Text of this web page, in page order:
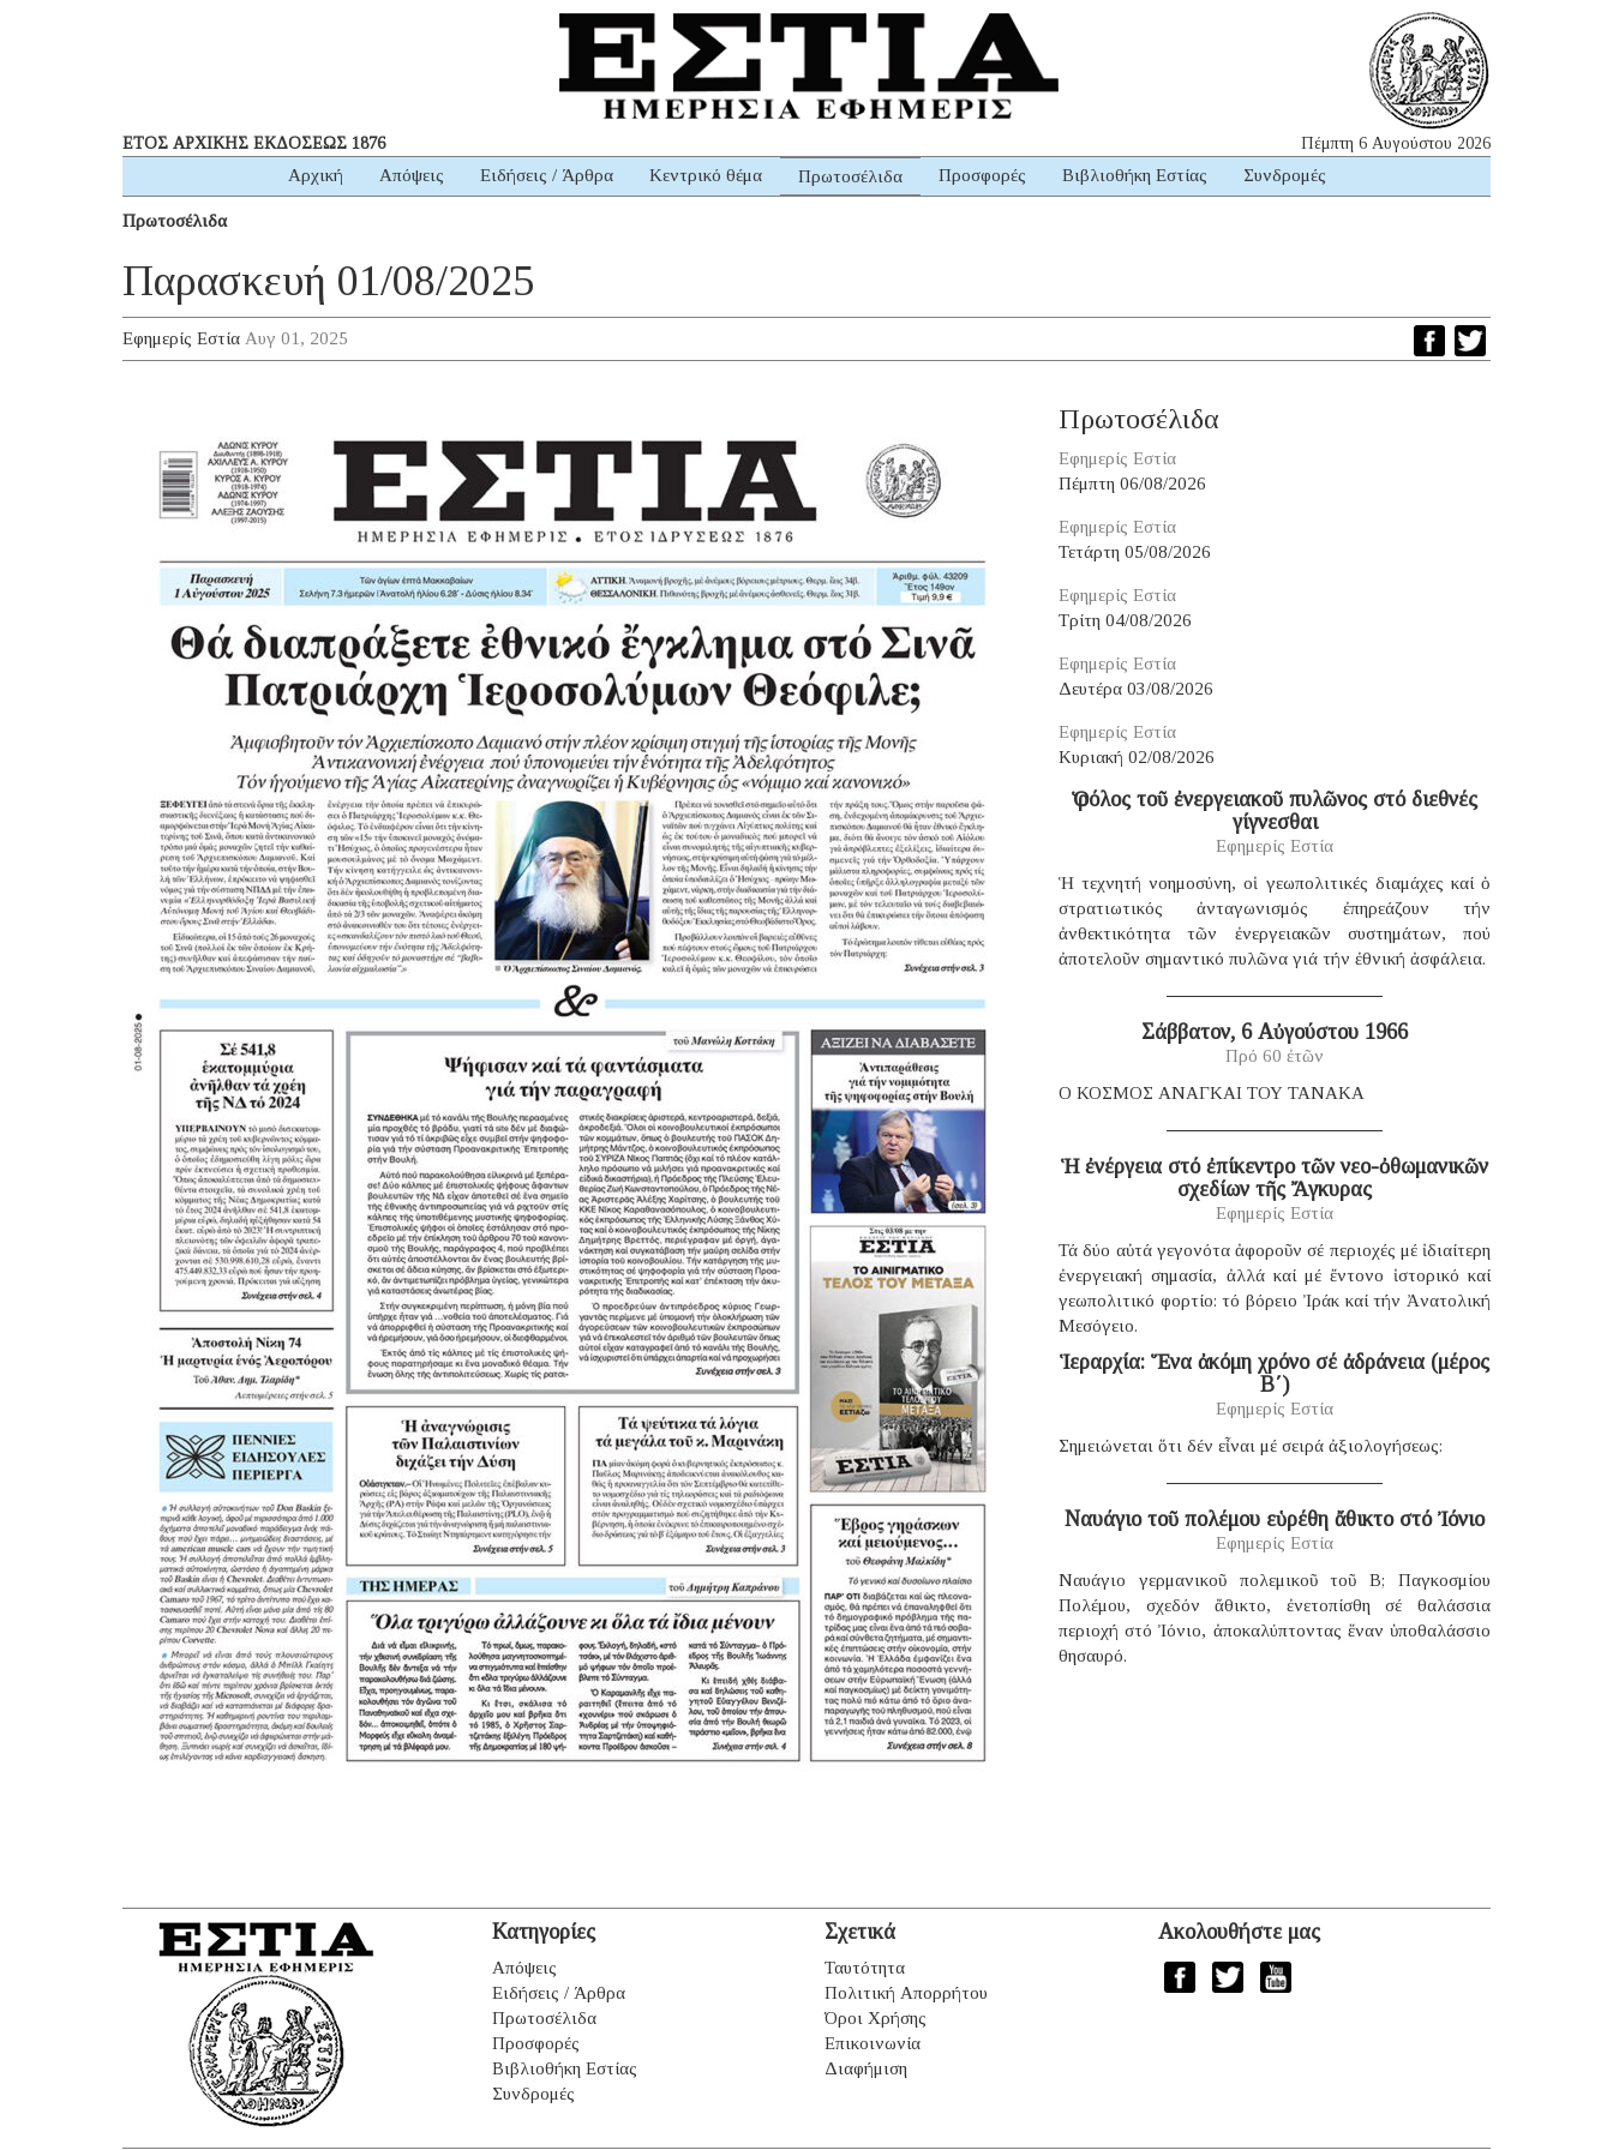
ΕΤΟΣ ΑΡΧΙΚΗΣ ΕΚΔΟΣΕΩΣ 1876 Πέμπτη 6 Αυγούστου 2026
Αρχική Απόψεις Ειδήσεις / Άρθρα Κεντρικό θέμα Πρωτοσέλιδα Προσφορές Βιβλιοθήκη Εστίας Συνδρομές
Πρωτοσέλιδα
Παρασκευή 01/08/2025
Εφημερίς Εστία Αυγ 01, 2025
Πρωτοσέλιδα
Εφημερίς Εστία
Πέμπτη 06/08/2026
Εφημερίς Εστία
Τετάρτη 05/08/2026
Εφημερίς Εστία
Τρίτη 04/08/2026
Εφημερίς Εστία
Δευτέρα 03/08/2026
Εφημερίς Εστία
Κυριακή 02/08/2026
Ὁ ρόλος τοῦ ἐνεργειακοῦ πυλῶνος στό διεθνές
γίγνεσθαι
Εφημερίς Εστία
Ἡ τεχνητή νοημοσύνη, οἱ γεωπολιτικές διαμάχες καί ὁ
στρατιωτικός ἀνταγωνισμός ἐπηρεάζουν τήν
ἀνθεκτικότητα τῶν ἐνεργειακῶν συστημάτων, πού
ἀποτελοῦν σημαντικό πυλῶνα γιά τήν ἐθνική ἀσφάλεια.
Σάββατον, 6 Αὐγούστου 1966
Πρό 60 ἐτῶν
Ο ΚΟΣΜΟΣ ΑΝΑΓΚΑΙ ΤΟΥ ΤΑΝΑΚΑ
Ἡ ἐνέργεια στό ἐπίκεντρο τῶν νεο-ὀθωμανικῶν
σχεδίων τῆς Ἄγκυρας
Εφημερίς Εστία
Τά δύο αὐτά γεγονότα ἀφοροῦν σέ περιοχές μέ ἰδιαίτερη
ἐνεργειακή σημασία, ἀλλά καί μέ ἔντονο ἱστορικό καί
γεωπολιτικό φορτίο: τό βόρειο Ἰράκ καί τήν Ἀνατολική
Μεσόγειο.
Ἱεραρχία: Ἕνα ἀκόμη χρόνο σέ ἀδράνεια (μέρος
B΄)
Εφημερίς Εστία
Σημειώνεται ὅτι δέν εἶναι μέ σειρά ἀξιολογήσεως:
Ναυάγιο τοῦ πολέμου εὑρέθη ἄθικτο στό Ἰόνιο
Εφημερίς Εστία
Ναυάγιο γερμανικοῦ πολεμικοῦ τοῦ B; Παγκοσμίου
Πολέμου, σχεδόν ἄθικτο, ἐνετοπίσθη σέ θαλάσσια
περιοχή στό Ἰόνιο, ἀποκαλύπτοντας ἕναν ὑποθαλάσσιο
θησαυρό.
Κατηγορίες
Απόψεις
Ειδήσεις / Άρθρα
Πρωτοσέλιδα
Προσφορές
Βιβλιοθήκη Εστίας
Συνδρομές
Σχετικά
Ταυτότητα
Πολιτική Απορρήτου
Όροι Χρήσης
Επικοινωνία
Διαφήμιση
Ακολουθήστε μας